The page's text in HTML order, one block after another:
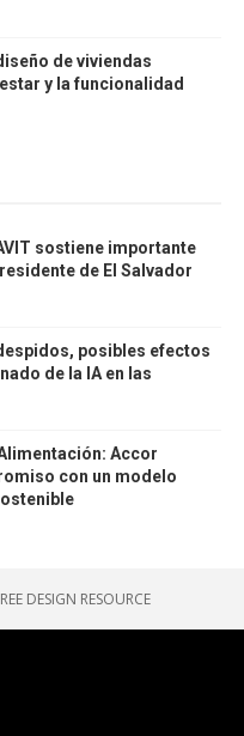
de viviendas
y la funcionalidad
sostiene importante
de El Salvador
posibles efectos
de la IA en las
Accor
con un modelo
DESIGN RESOURCE